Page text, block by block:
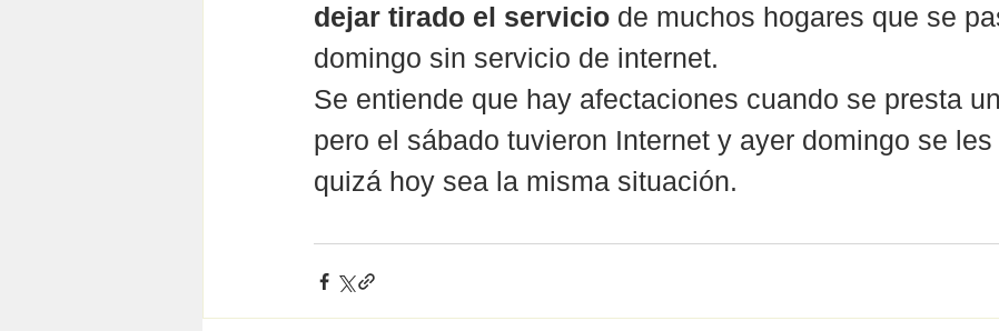
dejar tirado el servicio de muchos hogares que se
domingo sin servicio de internet.
Se entiende que hay afectaciones cuando se presta
pero el sábado tuvieron Internet y ayer domingo se
quizá hoy sea la misma situación.